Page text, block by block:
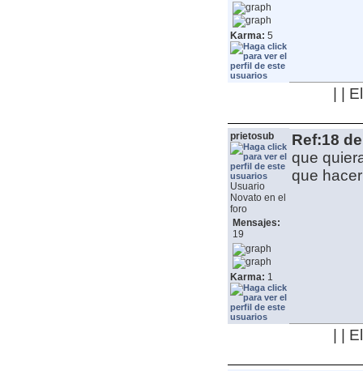
Karma: 5
| |
prietosub
Usuario
Novato en el
foro
Mensajes:
19
Karma: 1
Ref:18
que
que
| |